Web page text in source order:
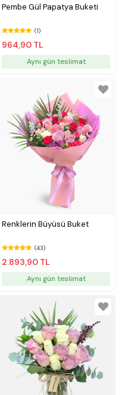
Pembe Gül Papatya Buketi
(1)
964,90 TL
Aynı gün teslimat
Renklerin Büyüsü Buket
(43)
2.893,90 TL
Aynı gün teslimat